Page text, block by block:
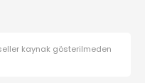
kaynak gösterilmeden